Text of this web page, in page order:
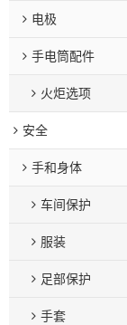
电极
手电筒配件
火炬选项
安全
手和身体
车间保护
服装
足部保护
手套